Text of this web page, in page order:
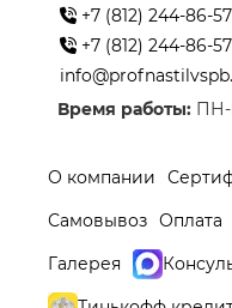
+7 (812) 244-86-57
+7 (812) 244-86-57
Время работы: ПН-
О компании
Самовывоз Оплата
Галерея